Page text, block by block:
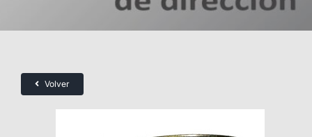
Volver